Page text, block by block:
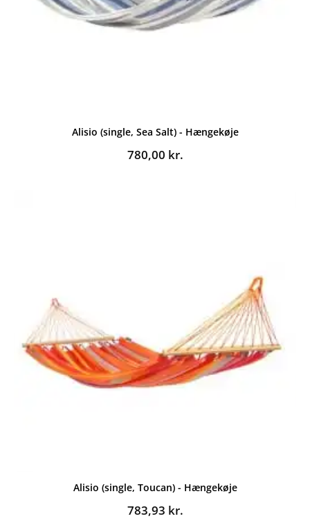
Alisio (single, Sea Salt) - Hængekøje
780,00 kr.
Alisio (single, Toucan) - Hængekøje
783,93 kr.